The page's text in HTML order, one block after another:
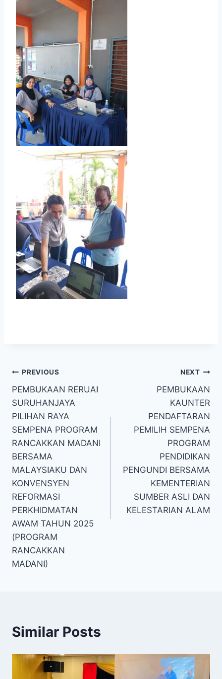
PREVIOUS
PEMBUKAAN RERUAI
SURUHANJAYA
PILIHAN RAYA
SEMPENA PROGRAM
RANCAKKAN MADANI
BERSAMA
MALAYSIAKU DAN
KONVENSYEN
REFORMASI
PERKHIDMATAN
AWAM TAHUN 2025
(PROGRAM
RANCAKKAN
MADANI)
NEXT
PEMBUKAAN
KAUNTER
PENDAFTARAN
PEMILIH SEMPENA
PROGRAM
PENDIDIKAN
PENGUNDI BERSAMA
KEMENTERIAN
SUMBER ASLI DAN
KELESTARIAN ALAM
Similar Posts